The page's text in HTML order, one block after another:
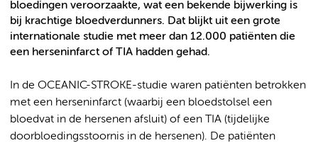
bloedingen veroorzaakte, wat een bekende bijwerking is
bij krachtige bloedverdunners. Dat blijkt uit een grote
internationale studie met meer dan 12.000 patiënten die
een herseninfarct of TIA hadden gehad.
In de OCEANIC-STROKE-studie waren patiënten betrokken
met een herseninfarct (waarbij een bloedstolsel een
bloedvat in de hersenen afsluit) of een TIA (tijdelijke
doorbloedingsstoornis in de hersenen). De patiënten